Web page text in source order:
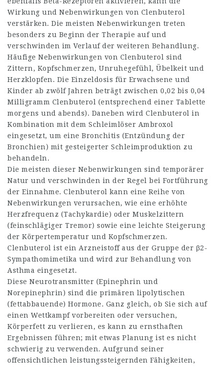
Wirkung und Nebenwirkungen von Clenbuterol
verstärken. Die meisten Nebenwirkungen treten
besonders zu Beginn der Therapie auf und
verschwinden im Verlauf der weiteren Behandlung.
Häufige Nebenwirkungen von Clenbuterol sind
Zittern, Kopfschmerzen, Unruhegefühl, Übelkeit und
Herzklopfen. Die Einzeldosis für Erwachsene und
Kinder ab zwölf Jahren beträgt zwischen 0,02 bis 0,04
Milligramm Clenbuterol (entsprechend einer Tablette
morgens und abends). Daneben wird Clenbuterol in
Kombination mit dem Schleimlöser Ambroxol
eingesetzt, um eine Bronchitis (Entzündung der
Bronchien) mit gesteigerter Schleimproduktion zu
behandeln.
Die meisten dieser Nebenwirkungen sind temporärer
Natur und verschwinden in der Regel bei Fortführung
der Einnahme. Clenbuterol kann eine Reihe von
Nebenwirkungen verursachen, wie eine erhöhte
Herzfrequenz (Tachykardie) oder Muskelzittern
(feinschlägiger Tremor) sowie eine leichte Steigerung
der Körpertemperatur und Kopfschmerzen.
Clenbuterol ist ein Arzneistoff aus der Gruppe der β2-
Sympathomimetika und wird zur Behandlung von
Asthma eingesetzt.
Diese Neurotransmitter (Epinephrin und
Norepinephrin) sind die primären lipolytischen
(fettabbauende) Hormone. Ganz gleich, ob Sie sich auf
einen Wettkampf vorbereiten oder versuchen,
Körperfett zu verlieren, es kann zu ernsthaften
Ergebnissen führen; mit etwas Planung ist es nicht
schwierig zu verwenden. Aufgrund seiner
offensichtlichen leistungssteigernden Fähigkeiten,